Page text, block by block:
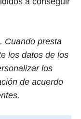
Cuando presta
los datos de los
los
de acuerdo